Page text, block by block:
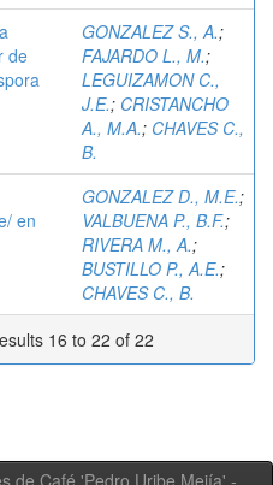
de
GONZALEZ S., A.;
FAJARDO L., M.;
LEGUIZAMON C.,
J.E.; CRISTANCHO
A., M.A.; CHAVES C.,
B.
en
GONZALEZ D., M.E.;
VALBUENA P., B.F.;
RIVERA M., A.;
BUSTILLO P., A.E.;
CHAVES C., B.
16 to 22 of 22
de Café 'Pedro Uribe Mejía' -